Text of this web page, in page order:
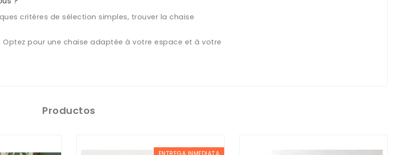
critères de sélection simples, trouver la chaise
pour une chaise adaptée à votre espace et à votre
Productos
ENTREGA INMEDIATA